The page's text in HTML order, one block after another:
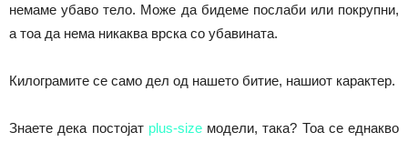
немаме убаво тело. Може да бидеме послаби или покрупни,
а тоа да нема никаква врска со убавината.
Килограмите се само дел од нашето битие, нашиот карактер.
Знаете дека постојат plus-sizeмодели, така? Тоа се еднакво